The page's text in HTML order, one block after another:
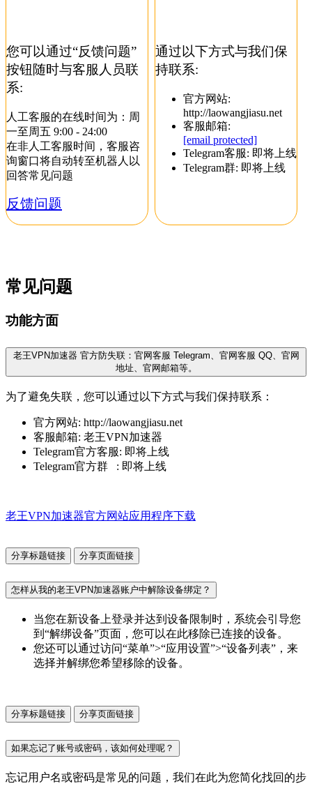
您可以通过“反馈问题”
按钮随时与客服人员联
系:
人工客服的在线时间为：周
一至周五 9:00 - 24:00
在非人工客服时间，客服咨
询窗口将自动转至机器人以
回答常见问题
反馈问题
通过以下方式与我们保
持联系:
官方网站:
http://laowangjiasu.net
客服邮箱:
[email protected]
Telegram客服: 即将上线
Telegram群: 即将上线
常见问题
功能方面
老王VPN加速器 官方防失联：官网客服 Telegram、官网客服 QQ、官网
地址、官网邮箱等。
为了避免失联，您可以通过以下方式与我们保持联系：
官方网站: http://laowangjiasu.net
客服邮箱: 老王VPN加速器
Telegram官方客服: 即将上线
Telegram官方群 : 即将上线
老王VPN加速器官方网站应用程序下载
分享标题链接 分享页面链接
怎样从我的老王VPN加速器账户中解除设备绑定？
当您在新设备上登录并达到设备限制时，系统会引导您
到“解绑设备”页面，您可以在此移除已连接的设备。
您还可以通过访问“菜单”>“应用设置”>“设备列表”，来
选择并解绑您希望移除的设备。
分享标题链接 分享页面链接
如果忘记了账号或密码，该如何处理呢？
忘记用户名或密码是常见的问题，我们在此为您简化找回的步